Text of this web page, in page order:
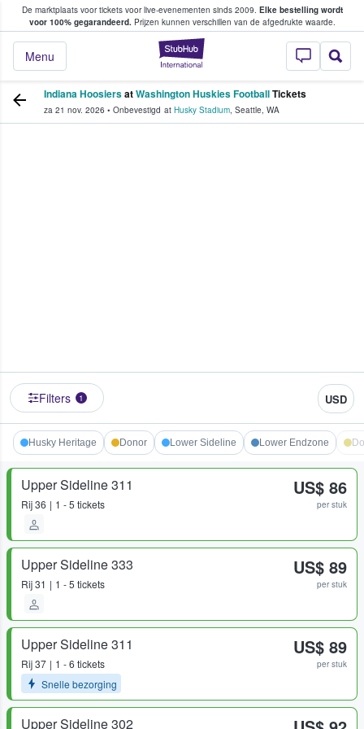
De marktplaats voor tickets voor live-evenementen sinds 2009. Elke bestelling wordt
voor 100% gegarandeerd.Prijzen kunnen verschillen van de afgedrukte waarde.
StubHub: waar
Menu
tickets kopen en verkopen
Indiana HoosiersatWashington Huskies FootballTickets
za 21 nov. 2026 • Onbevestigd at Husky Stadium, Seattle, WA
Filters 1 USD
Husky Heritage Donor Lower Sideline Lower Endzone
Upper Sideline 311
Rij36 1 - 5 tickets
US$ 86
per stuk
Upper Sideline 333
Rij31 1 - 5 tickets
US$ 89
per stuk
Upper Sideline 311
Rij37
1 - 6 tickets
Snelle bezorging
US$ 89
per stuk
Upper Sideline 302